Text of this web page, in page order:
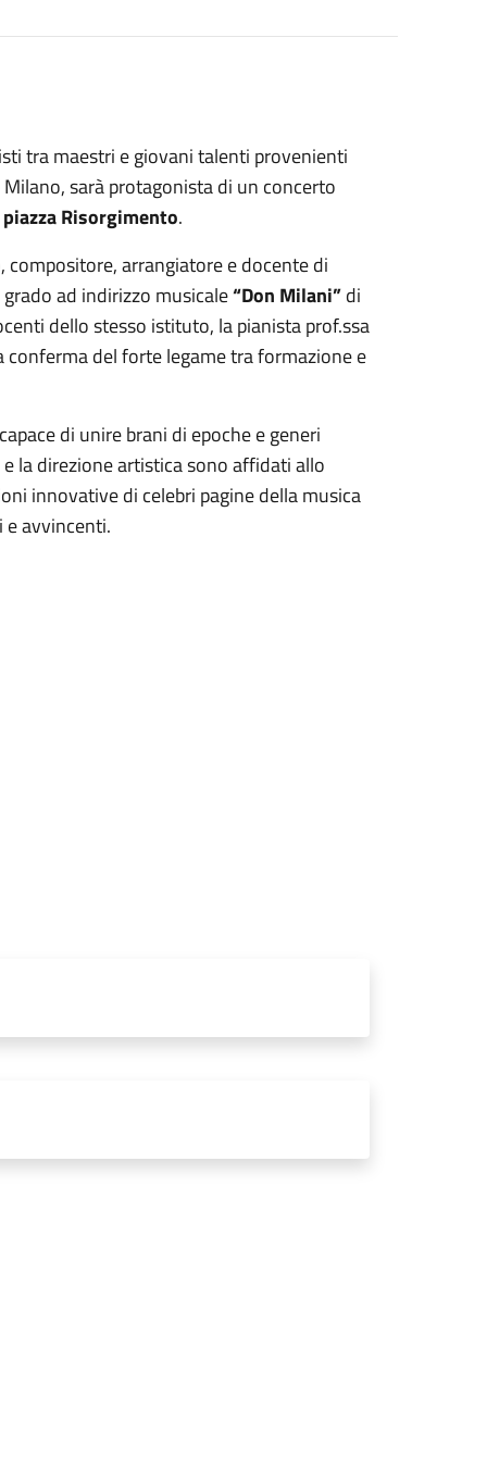
tra maestri e giovani talenti provenienti
sarà protagonista di un concerto
Risorgimento.
, compositore, arrangiatore e docente di
ad indirizzo musicale“Don Milani”di
dello stesso istituto, la pianista prof.ssa
conferma del forte legame tra formazione e
di unire brani di epoche e generi
la direzione artistica sono affidati allo
innovative di celebri pagine della musica
e avvincenti.